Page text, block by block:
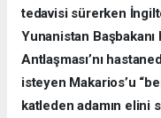
tedavisi sürerken
Yunanistan
Antlaşması’nı
isteyen Makarios’u
katleden adamın elini